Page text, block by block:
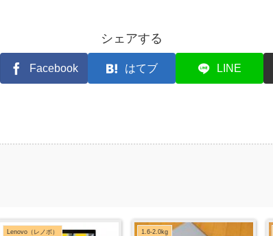
シェアする
Facebook はてブ LINE
Lenovo（レノボ） 1.6-2.0kg